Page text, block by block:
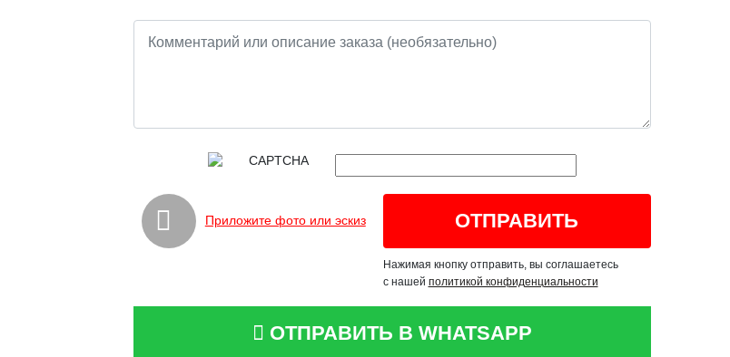
Приложите фото или эскиз
Нажимая кнопку отправить, вы соглашаетесь
с нашей политикой конфиденциальности
ОТПРАВИТЬ В WHATSAPP